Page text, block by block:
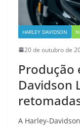
HARLEY DAVIDSON
20 de outubro de
Produção
Davidson
A Harley-